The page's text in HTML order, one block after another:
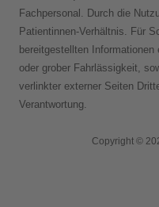
Fachpersonal. Durch die
Patientinnen-Verhältnis. Für
bereitgestellten
oder grober Fahrlässigkeit,
verlinkter externer Seiten
Verantwortung.
Copyright ©